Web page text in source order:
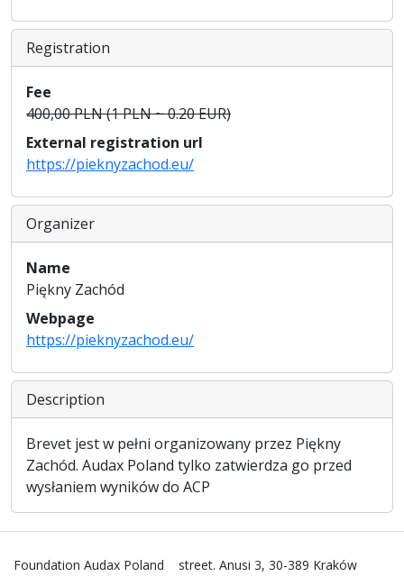
Registration
Fee
400,00 PLN (1 PLN ~ 0.20 EUR)
External registration url
https://pieknyzachod.eu/
Organizer
Name
Piękny Zachód
Webpage
https://pieknyzachod.eu/
Description
Brevet jest w pełni organizowany przez Piękny
Zachód. Audax Poland tylko zatwierdza go przed
wysłaniem wyników do ACP
Foundation Audax Poland street. Anusi 3, 30-389 Kraków